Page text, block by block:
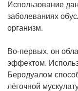
Использование
заболеваниях
организм.
Во-первых, он
эффектом.
Беродуалом
лёгочной